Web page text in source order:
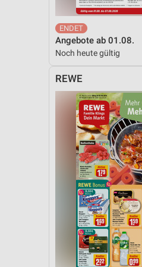
Angebote ab 01.08.
Noch heute gültig
REWE
Verwendung von Profilen zur
Messung der Werbeleistung
Messung der Performance von
Analyse von Zielgruppen
Entwicklung und Verbesserung
Verwendung reduzierter Daten
Verwendung genauer
Geräte anhand von aktiv
Nicht-IAB-Verarbeitungszwecke: